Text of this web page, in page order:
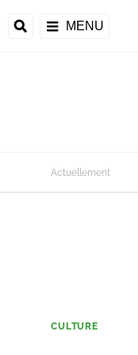
MENU
Actuellement
CULTURE